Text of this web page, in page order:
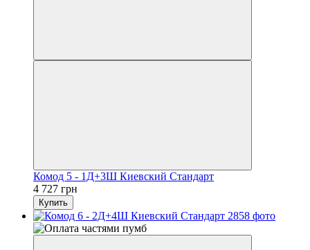
Комод 5 - 1Д+3Ш Киевский Стандарт
4 727 грн
Купить